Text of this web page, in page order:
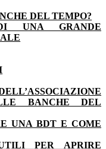
DEL TEMPO?
UNA GRANDE
BANCHE DEL
UNA BDT E COME
PER APRIRE